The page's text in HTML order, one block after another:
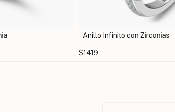
Infinito con Zirconias